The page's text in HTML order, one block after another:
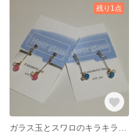
残り1点